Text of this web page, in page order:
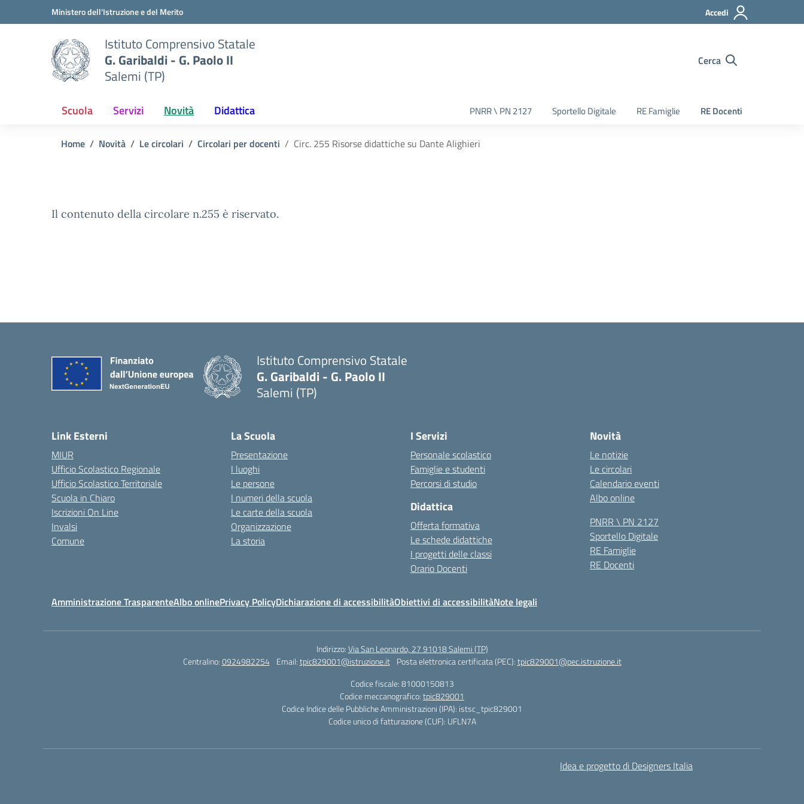
Vai ai contenuti
Vai al menu di navigazioneMinistero dell'Istruzione e del Merito Accedi
Istituto Comprensivo Statale
G. Garibaldi - G. Paolo II
Salemi (TP)
Cerca
Scuola Servizi Novità Didattica PNRR \ PN 2127 Sportello Digitale RE Famiglie RE Docenti
Home Novità Le circolari Circolari per docenti Circ. 255 Risorse didattiche su Dante Alighieri
Il contenuto della circolare n.255 è riservato.
Istituto Comprensivo Statale
G. Garibaldi - G. Paolo II
Salemi (TP)
Link Esterni
MIUR
Ufficio Scolastico Regionale
Ufficio Scolastico Territoriale
Scuola in Chiaro
Iscrizioni On Line
Invalsi
Comune
La Scuola
Presentazione
I luoghi
Le persone
I numeri della scuola
Le carte della scuola
Organizzazione
La storia
I Servizi
Personale scolastico
Famiglie e studenti
Percorsi di studio
Didattica
Offerta formativa
Le schede didattiche
I progetti delle classi
Orario Docenti
Novità
Le notizie
Le circolari
Calendario eventi
Albo online
PNRR \ PN 2127
Sportello Digitale
RE Famiglie
RE Docenti
Amministrazione TrasparenteAlbo onlinePrivacy PolicyDichiarazione di accessibilitàObiettivi di accessibilitàNote legali
Indirizzo:Via San Leonardo, 27 91018 Salemi (TP)
Centralino:0924982254 Email:tpic829001@istruzione.it Posta elettronica certificata (PEC):tpic829001@pec.istruzione.it
Codice fiscale: 81000150813
Codice meccanografico:tpic829001
Codice Indice delle Pubbliche Amministrazioni (IPA): istsc_tpic829001
Codice unico di fatturazione (CUF): UFLN7A
Idea e progetto di Designers Italia